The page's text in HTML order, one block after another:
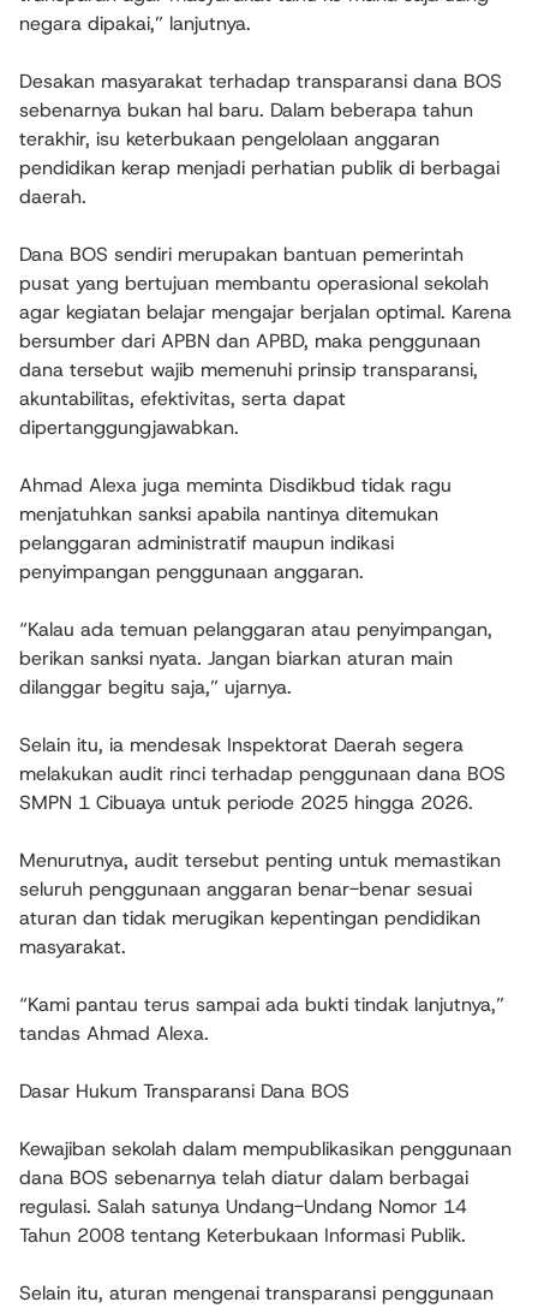
negara dipakai,” lanjutnya.
Desakan masyarakat terhadap transparansi dana BOS
sebenarnya bukan hal baru. Dalam beberapa tahun
terakhir, isu keterbukaan pengelolaan anggaran
pendidikan kerap menjadi perhatian publik di berbagai
daerah.
Dana BOS sendiri merupakan bantuan pemerintah
pusat yang bertujuan membantu operasional sekolah
agar kegiatan belajar mengajar berjalan optimal. Karena
bersumber dari APBN dan APBD, maka penggunaan
dana tersebut wajib memenuhi prinsip transparansi,
akuntabilitas, efektivitas, serta dapat
dipertanggungjawabkan.
Ahmad Alexa juga meminta Disdikbud tidak ragu
menjatuhkan sanksi apabila nantinya ditemukan
pelanggaran administratif maupun indikasi
penyimpangan penggunaan anggaran.
“Kalau ada temuan pelanggaran atau penyimpangan,
berikan sanksi nyata. Jangan biarkan aturan main
dilanggar begitu saja,” ujarnya.
Selain itu, ia mendesak Inspektorat Daerah segera
melakukan audit rinci terhadap penggunaan dana BOS
SMPN 1 Cibuaya untuk periode 2025 hingga 2026.
Menurutnya, audit tersebut penting untuk memastikan
seluruh penggunaan anggaran benar-benar sesuai
aturan dan tidak merugikan kepentingan pendidikan
masyarakat.
“Kami pantau terus sampai ada bukti tindak lanjutnya,”
tandas Ahmad Alexa.
Dasar Hukum Transparansi Dana BOS
Kewajiban sekolah dalam mempublikasikan penggunaan
dana BOS sebenarnya telah diatur dalam berbagai
regulasi. Salah satunya Undang-Undang Nomor 14
Tahun 2008 tentang Keterbukaan Informasi Publik.
Selain itu, aturan mengenai transparansi penggunaan